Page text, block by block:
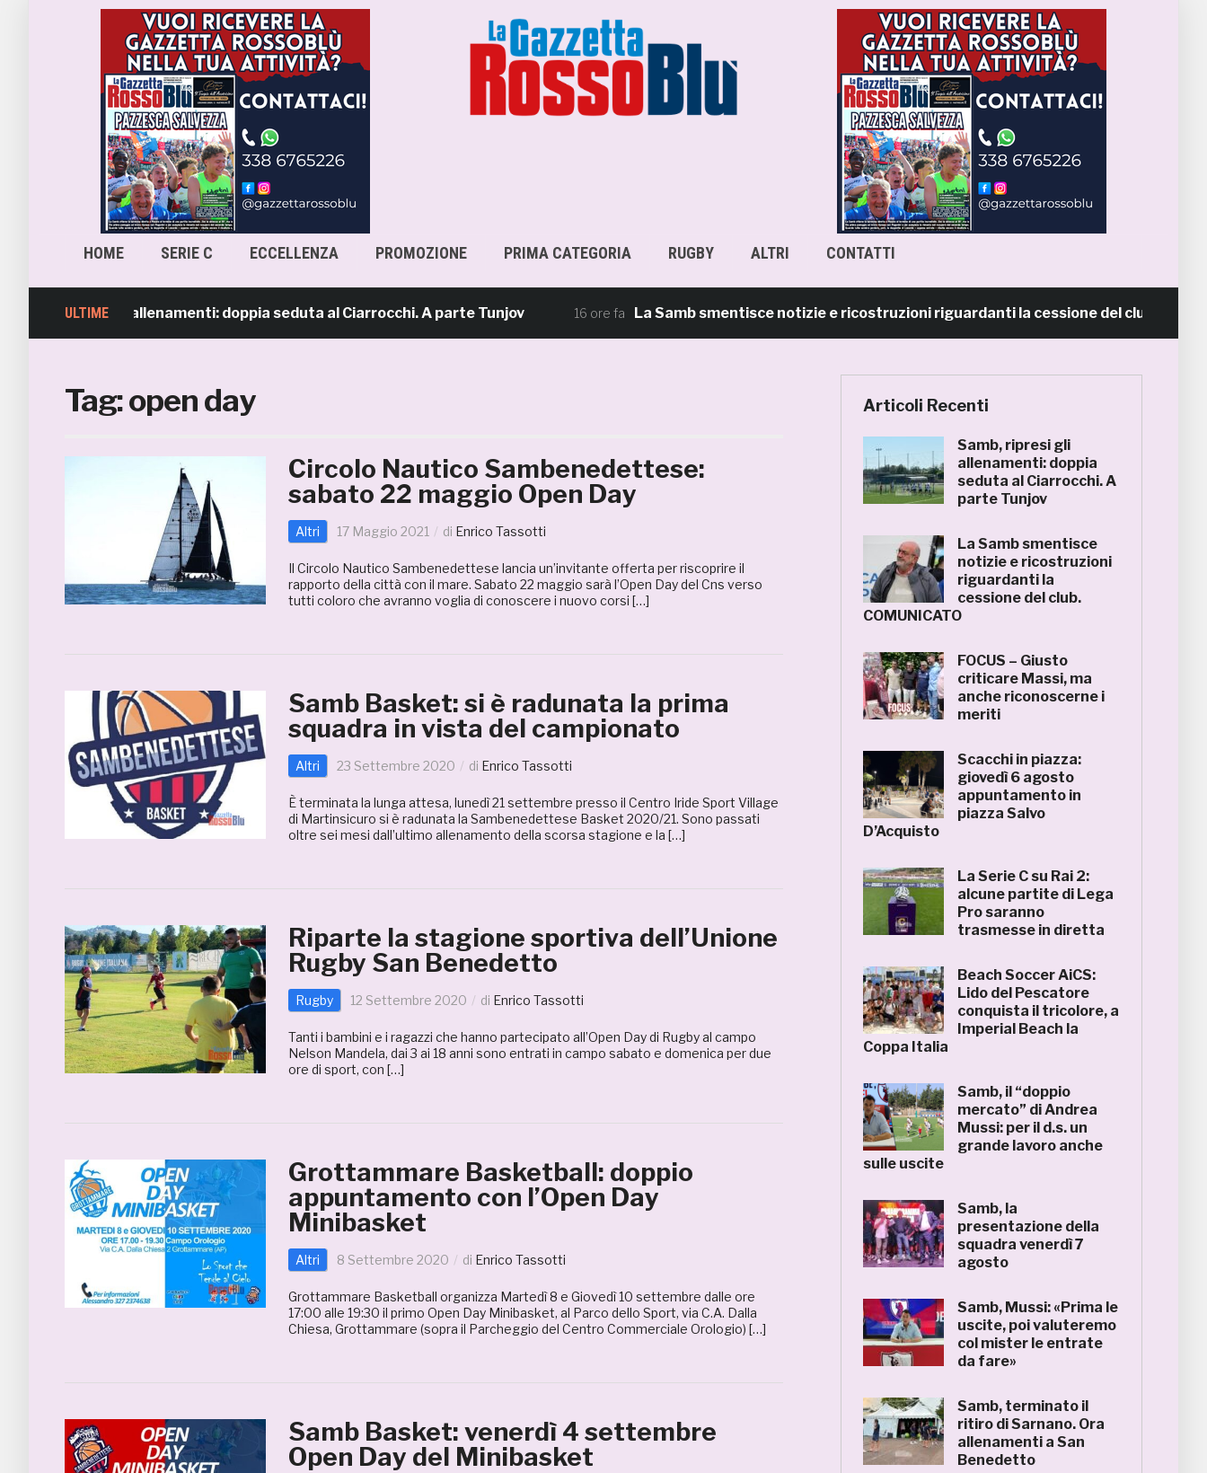
HOME SERIE C ECCELLENZA PROMOZIONE PRIMA CATEGORIA RUGBY ALTRI CONTATTI
ULTIME
ripresi gli allenamenti: doppia seduta al Ciarrocchi. A parte Tunjov 16 ore fa La Samb smentisce notizie e ricostruzioni riguardanti la cessione del club.
Tag:open day
Circolo Nautico Sambenedettese:
sabato 22 maggio Open Day
Altri 17 Maggio 2021 di Enrico Tassotti
Il Circolo Nautico Sambenedettese lancia un’invitante offerta per riscoprire il
rapporto della città con il mare. Sabato 22 maggio sarà l’Open Day del Cns verso
tutti coloro che avranno voglia di conoscere i nuovo corsi […]
Samb Basket: si è radunata la prima
squadra in vista del campionato
Altri 23 Settembre 2020 di Enrico Tassotti
È terminata la lunga attesa, lunedì 21 settembre presso il Centro Iride Sport Village
di Martinsicuro si è radunata la Sambenedettese Basket 2020/21. Sono passati
oltre sei mesi dall’ultimo allenamento della scorsa stagione e la […]
Riparte la stagione sportiva dell’Unione
Rugby San Benedetto
Rugby 12 Settembre 2020 di Enrico Tassotti
Tanti i bambini e i ragazzi che hanno partecipato all’Open Day di Rugby al campo
Nelson Mandela, dai 3 ai 18 anni sono entrati in campo sabato e domenica per due
ore di sport, con […]
Grottammare Basketball: doppio
appuntamento con l’Open Day
Minibasket
Altri 8 Settembre 2020 di Enrico Tassotti
Grottammare Basketball organizza Martedì 8 e Giovedì 10 settembre dalle ore
17:00 alle 19:30 il primo Open Day Minibasket, al Parco dello Sport, via C.A. Dalla
Chiesa, Grottammare (sopra il Parcheggio del Centro Commerciale Orologio) […]
Samb Basket: venerdì 4 settembre
Open Day del Minibasket
Articoli Recenti
Samb, ripresi gli
allenamenti: doppia
seduta al Ciarrocchi. A
parte Tunjov
La Samb smentisce
notizie e ricostruzioni
riguardanti la
cessione del club.
COMUNICATO
FOCUS – Giusto
criticare Massi, ma
anche riconoscerne i
meriti
Scacchi in piazza:
giovedì 6 agosto
appuntamento in
piazza Salvo
D’Acquisto
La Serie C su Rai 2:
alcune partite di Lega
Pro saranno
trasmesse in diretta
Beach Soccer AiCS:
Lido del Pescatore
conquista il tricolore, a
Imperial Beach la
Coppa Italia
Samb, il “doppio
mercato” di Andrea
Mussi: per il d.s. un
grande lavoro anche
sulle uscite
Samb, la
presentazione della
squadra venerdì 7
agosto
Samb, Mussi: «Prima le
uscite, poi valuteremo
col mister le entrate
da fare»
Samb, terminato il
ritiro di Sarnano. Ora
allenamenti a San
Benedetto